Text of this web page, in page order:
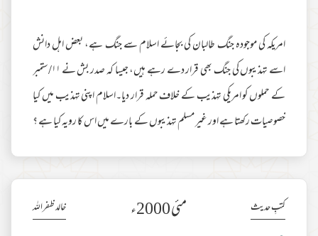
امریکہ کی موجودہ جنگ طالبان کی بجائے اسلام سے جنگ ہے، بعض اہل دانش
اسے تہذیبوں کی جنگ بھی قرار دے رہے ہیں، جیسا کہ صدر بش نے ۱۱/ستمبر
کے حملوں کو امریکی تہذیب کے خلاف حملہ قرار دیا۔اسلام اپنی تہذیب میں کیا
خصوصیات رکھتا ہے اور غیر مسلم تہذیبوں کے بارے میں اس کا رویہ کیا ہے ؟
۲۰۰۱ء کا شمارہ بھی اسلام اور مغرب کی اسی تہذیبی کشمکش سے مخصوص تھا، جس
کا مطالعہ بھی اس سلسلے میں مفید ہوگا۔علامہ ابن تیمیہ کی کتاب اقتضاء الصراط
المستقمزید مطالعہ
کتبِ حدیث مئی 2000ء خالد ظفراللہ